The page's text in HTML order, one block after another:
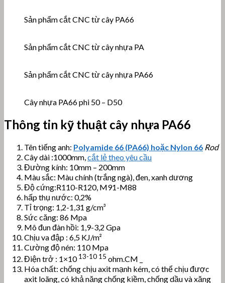
Sản phẩm cắt CNC từ cây PA66
Sản phẩm cắt CNC từ cây nhựa PA
Sản phẩm cắt CNC từ cây nhựa PA66
Cây nhựa PA66 phi 50 – D50
Thông tin kỹ thuật cây nhựa PA66
Tên tiếng anh: Polyamide 66 (PA66) hoặc Nylon 66 Rod
Cây dài :1000mm, cắt lẻ theo yêu cầu
Đường kính: 10mm – 200mm
Màu sắc: Màu chính (trắng ngà), đen, xanh dương
Độ cứng:R110-R120, M91-M88
hấp thụ nước: 0,2%
Tỉ trọng: 1,2-1,31 g/cm³
Sức căng: 86 Mpa
Mô đun đàn hồi: 1,9-3,2 Gpa
Chịu va đập : 6,5 KJ/m²
Cường độ nén: 110 Mpa
Điện trở : 1×1013-10 15 ohm.CM _
Hóa chất: chống chịu axit mạnh kém, có thể chịu được
axit loãng, có khả năng chống kiềm, chống dầu và xăng